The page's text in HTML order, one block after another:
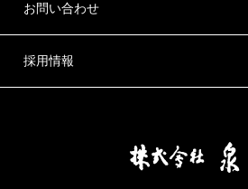
お問い合わせ
採用情報